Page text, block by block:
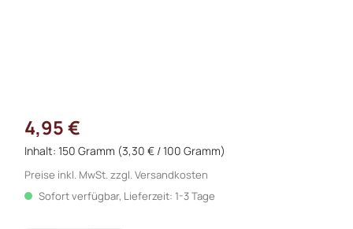
4,95 €
Inhalt: 150 Gramm (3,30 € / 100 Gramm)
Preise inkl. MwSt. zzgl. Versandkosten
Sofort verfügbar, Lieferzeit: 1-3 Tage